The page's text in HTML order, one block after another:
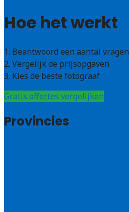
Hoe het werkt
1. Beantwoord een aantal vragen
2. Vergelijk de prijsopgaven
3. Kies de beste fotograaf
Gratis offertes vergelijken
Provincies